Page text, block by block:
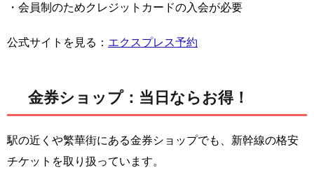
・会員制のためクレジットカードの入会が必要
公式サイトを見る： エクスプレス予約
金券ショップ：当日ならお得！
駅の近くや繁華街にある金券ショップでも、新幹線の格安
チケットを取り扱っています。